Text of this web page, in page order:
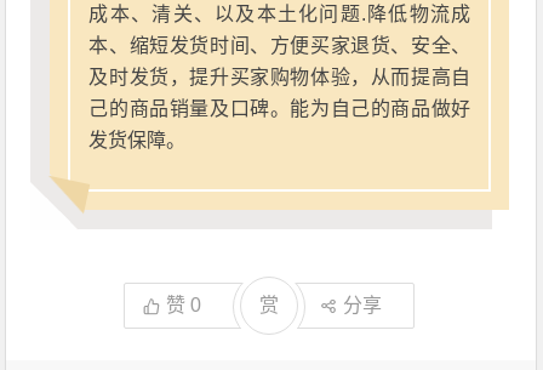
成本、清关、以及本土化问题.降低物流成
本、缩短发货时间、方便买家退货、安全、
及时发货，提升买家购物体验，从而提高自
己的商品销量及口碑。能为自己的商品做好
发货保障。
赞0 赏 分享